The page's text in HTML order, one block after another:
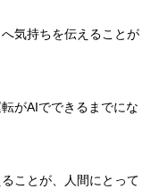
気持ちを伝えることが
がAIでできるまでにな
ことが、人間にとって